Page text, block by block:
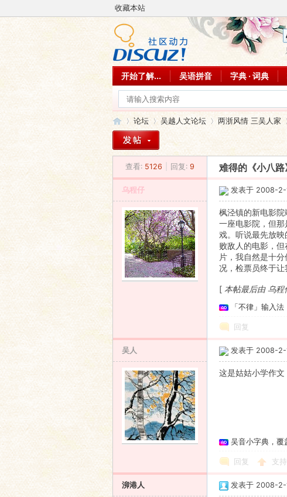
收藏本站
开始了解... 吴语拼音 字典 · 词典
»
论坛
›
吴越人文论坛 两浙风情 三吴人家
›
查看: 5126 回复: 9 难得的《小八路
乌程仔 发表于 2008-
枫泾镇的新电影
一座电影院，但
戏。听说最先放
败敌人的电影，但
片，我自然是十分
况，检票员终于让
[ 本帖最后由 乌
「不律」输入
回复
吴人 发表于 2008-2-
这是姑姑小学作文
吴音小字典，覆
回复 支持
泖港人 发表于 2008-2-